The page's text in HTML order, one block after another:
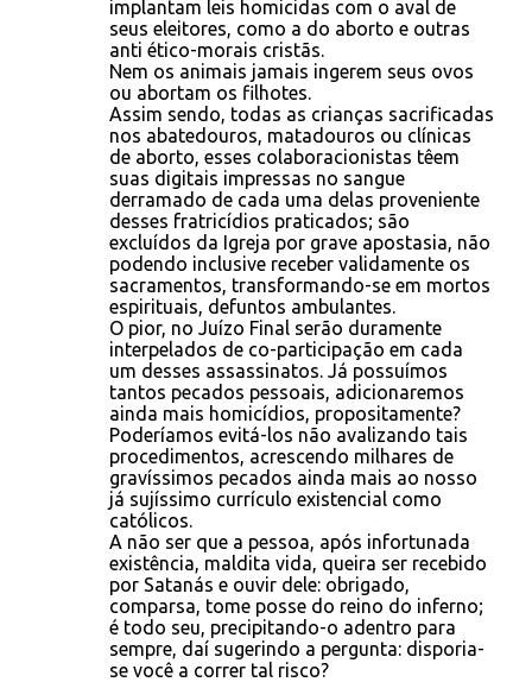
implantam leis homicidas com o aval de
seus eleitores, como a do aborto e outras
anti ético-morais cristãs.
Nem os animais jamais ingerem seus ovos
ou abortam os filhotes.
Assim sendo, todas as crianças sacrificadas
nos abatedouros, matadouros ou clínicas
de aborto, esses colaboracionistas têem
suas digitais impressas no sangue
derramado de cada uma delas proveniente
desses fratricídios praticados; são
excluídos da Igreja por grave apostasia, não
podendo inclusive receber validamente os
sacramentos, transformando-se em mortos
espirituais, defuntos ambulantes.
O pior, no Juízo Final serão duramente
interpelados de co-participação em cada
um desses assassinatos. Já possuímos
tantos pecados pessoais, adicionaremos
ainda mais homicídios, propositamente?
Poderíamos evitá-los não avalizando tais
procedimentos, acrescendo milhares de
gravíssimos pecados ainda mais ao nosso
já sujíssimo currículo existencial como
católicos.
A não ser que a pessoa, após infortunada
existência, maldita vida, queira ser recebido
por Satanás e ouvir dele: obrigado,
comparsa, tome posse do reino do inferno;
é todo seu, precipitando-o adentro para
sempre, daí sugerindo a pergunta: disporia-
se você a correr tal risco?